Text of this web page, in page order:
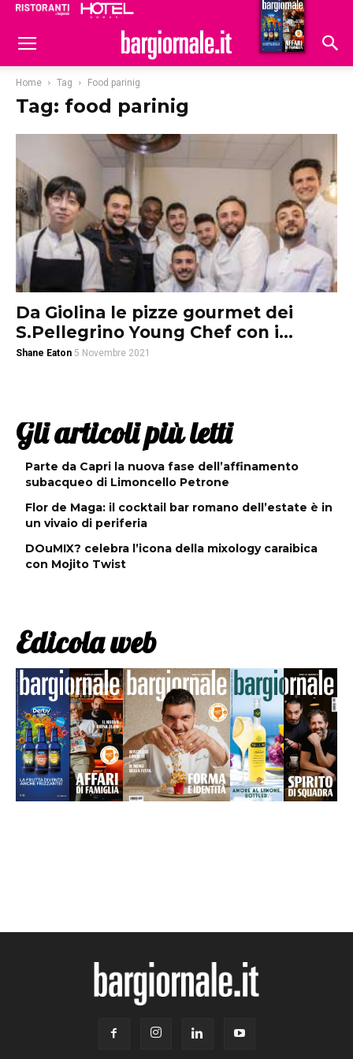
Hoteldomani
Home Tag Food parinig
Tag: food parinig
Da Giolina le pizze gourmet dei
S.Pellegrino Young Chef con i...
Shane Eaton 5 Novembre 2021
Gli articoli più letti
Parte da Capri la nuova fase dell’affinamento
subacqueo di Limoncello Petrone
Flor de Maga: il cocktail bar romano dell’estate è in
un vivaio di periferia
DOuMIX? celebra l’icona della mixology caraibica
con Mojito Twist
Edicola web